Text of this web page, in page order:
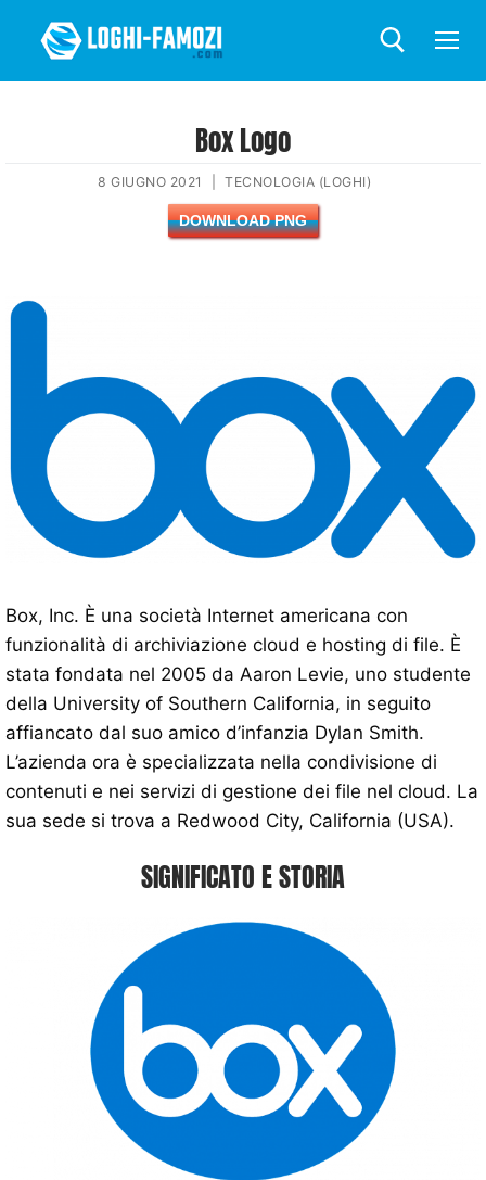
Box Logo
8 GIUGNO 2021 TECNOLOGIA (LOGHI)
DOWNLOAD PNG
Box, Inc. È una società Internet americana con
funzionalità di archiviazione cloud e hosting di file. È
stata fondata nel 2005 da Aaron Levie, uno studente
della University of Southern California, in seguito
affiancato dal suo amico d’infanzia Dylan Smith.
L’azienda ora è specializzata nella condivisione di
contenuti e nei servizi di gestione dei file nel cloud. La
sua sede si trova a Redwood City, California (USA).
SIGNIFICATO E STORIA